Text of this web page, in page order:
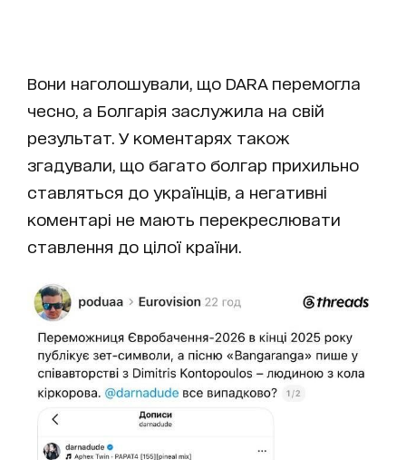
Вони наголошували, що DARA перемогла
чесно, а Болгарія заслужила на свій
результат. У коментарях також
згадували, що багато болгар прихильно
ставляться до українців, а негативні
коментарі не мають перекреслювати
ставлення до цілої країни.